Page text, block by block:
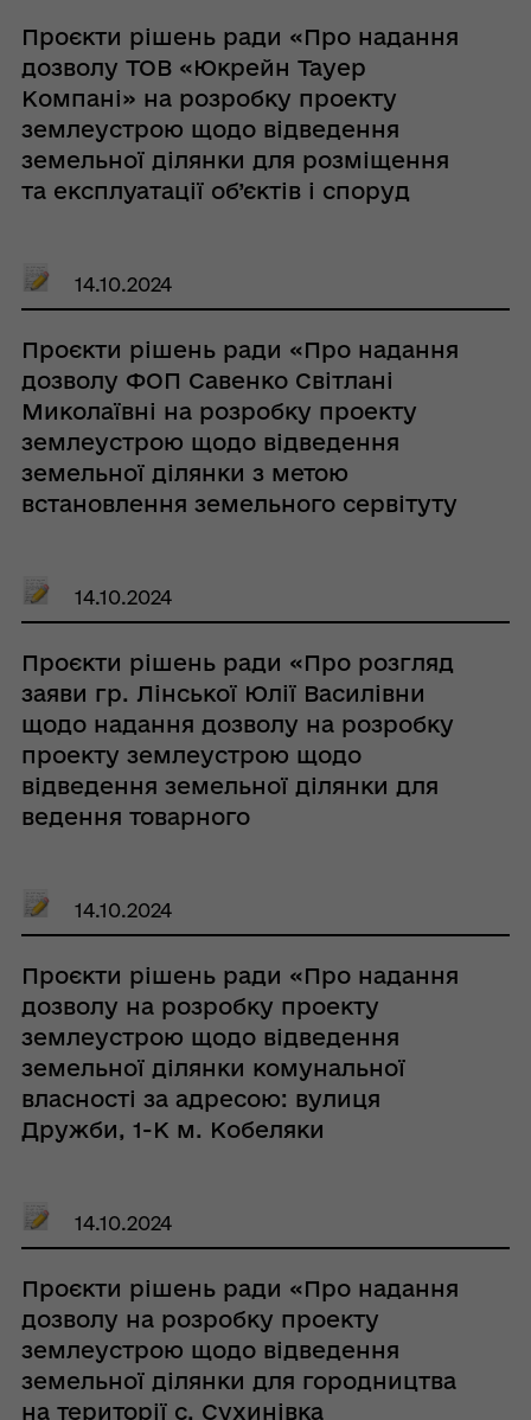
Проєкти рішень ради «Про надання
дозволу ТОВ «Юкрейн Тауер
Компані» на розробку проекту
землеустрою щодо відведення
земельної ділянки для розміщення
та експлуатації об’єктів і споруд
14.10.2024
Проєкти рішень ради «Про надання
дозволу ФОП Савенко Світлані
Миколаївні на розробку проекту
землеустрою щодо відведення
земельної ділянки з метою
встановлення земельного сервітуту
форм)) по вул. Тараса Шевченка,
біля буд. № 18 м. Кобеляки
Полтавського району Полтавської
області»
14.10.2024
Проєкти рішень ради «Про розгляд
заяви гр. Лінської Юлії Василівни
щодо надання дозволу на розробку
проекту землеустрою щодо
відведення земельної ділянки для
ведення товарного
Кобеляцької міської ради»
14.10.2024
Проєкти рішень ради «Про надання
дозволу на розробку проекту
землеустрою щодо відведення
земельної ділянки комунальної
власності за адресою: вулиця
Дружби, 1-К м. Кобеляки
оренду ПП «БУДМАШПОСТАЧ»»
14.10.2024
Проєкти рішень ради «Про надання
дозволу на розробку проекту
землеустрою щодо відведення
земельної ділянки для городництва
на території с. Сухинівка